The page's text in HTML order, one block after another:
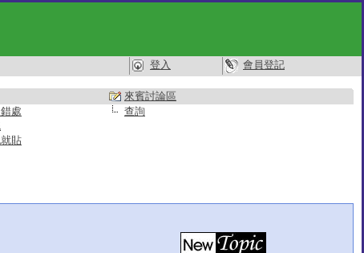
登入
會員登記
來賓討論區
處
查詢
貼